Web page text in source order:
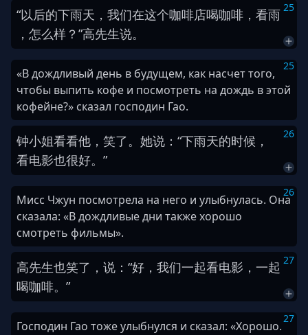
25
“以后的下雨天 ， 我们在这个咖啡店喝咖啡 ， 看雨
， 怎么样 ？ ”高先生说。
25
«В дождливый день в будущем, как насчет того,
чтобы выпить кофе и посмотреть на дождь в этой
кофейне?» сказал господин Гао.
26
钟小姐看看他 ， 笑了。 她说 ： “下雨天的时候 ，
看电影也很好。 ”
26
Мисс Чжун посмотрела на него и улыбнулась. Она
сказала: «В дождливые дни также хорошо
смотреть фильмы».
27
高先生也笑了 ， 说 ： “好 ， 我们一起看电影 ， 一起
喝咖啡。 ”
27
Господин Гао тоже улыбнулся и сказал: «Хорошо.